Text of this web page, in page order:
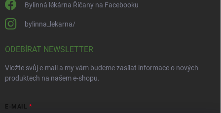
Bylinná lékárna Říčany na Facebooku
bylinna_lekarna/
ODEBÍRAT NEWSLETTER
Vložte svůj e-mail a my vám budeme zasílat informace o nových
produktech na našem e-shopu.
E-MAIL